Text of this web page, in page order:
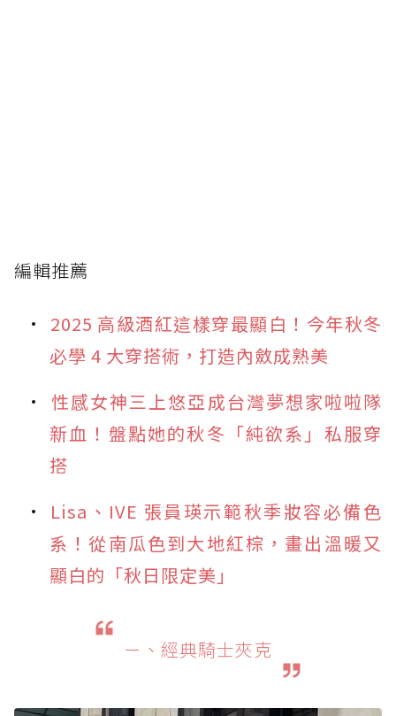
編輯推薦
2025 高級酒紅這樣穿最顯白！今年秋冬
必學 4 大穿搭術，打造內斂成熟美
性感女神三上悠亞成台灣夢想家啦啦隊
新血！盤點她的秋冬「純欲系」私服穿
搭
Lisa、IVE 張員瑛示範秋季妝容必備色
系！從南瓜色到大地紅棕，畫出溫暖又
顯白的「秋日限定美」
ㄧ、經典騎士夾克